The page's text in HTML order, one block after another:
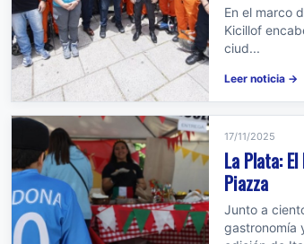
En el marco
Kicillof
ciud...
Leer noticia →
17/11/2025
La Plata:
Piazza
Junto a
gastronomía